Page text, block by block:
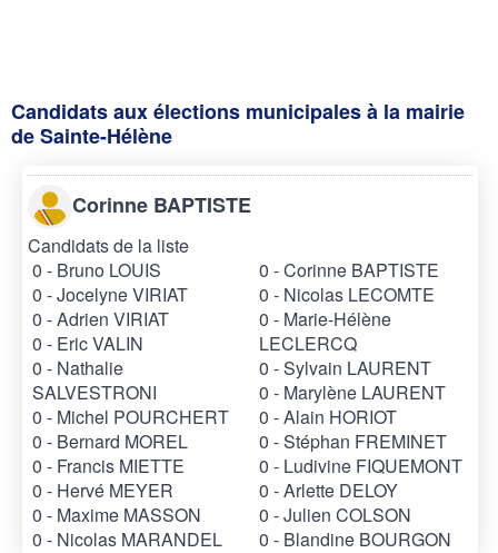
Candidats aux élections municipales à la mairie
de Sainte-Hélène
Corinne BAPTISTE
Candidats de la liste
0 - Bruno LOUIS
0 - Jocelyne VIRIAT
0 - Adrien VIRIAT
0 - Eric VALIN
0 - Nathalie
SALVESTRONI
0 - Michel POURCHERT
0 - Bernard MOREL
0 - Francis MIETTE
0 - Hervé MEYER
0 - Maxime MASSON
0 - Nicolas MARANDEL
0 - Corinne BAPTISTE
0 - Nicolas LECOMTE
0 - Marie-Hélène
LECLERCQ
0 - Sylvain LAURENT
0 - Marylène LAURENT
0 - Alain HORIOT
0 - Stéphan FREMINET
0 - Ludivine FIQUEMONT
0 - Arlette DELOY
0 - Julien COLSON
0 - Blandine BOURGON